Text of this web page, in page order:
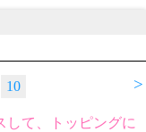
>
10
して、トッピングに